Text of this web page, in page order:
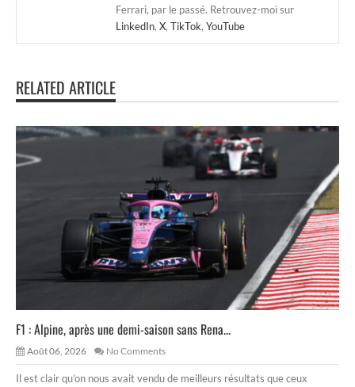
Ferrari, par le passé. Retrouvez-moi sur
LinkedIn, X, TikTok, YouTube
RELATED ARTICLE
F1 : Alpine, après une demi-saison sans Rena...
Août 06, 2026 No Comments
Il est clair qu’on nous avait vendu de meilleurs résultats que ceux